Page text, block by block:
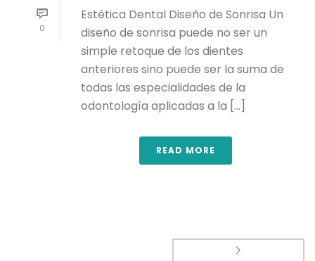
0
Estética Dental Diseño de Sonrisa Un
diseño de sonrisa puede no ser un
simple retoque de los dientes
anteriores sino puede ser la suma de
todas las especialidades de la
odontología aplicadas a la [...]
READ MORE